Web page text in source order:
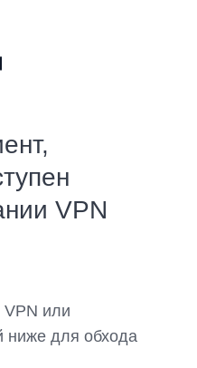
VPN
VPN или
ниже для обхода